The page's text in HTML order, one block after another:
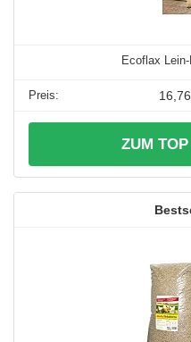
Ecoflax
ZUM